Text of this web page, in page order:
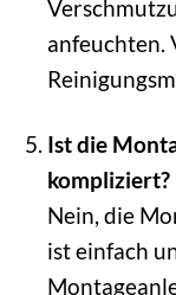
anfeuchten.
Ist die
kompliziert?
Nein, die
ist einfach